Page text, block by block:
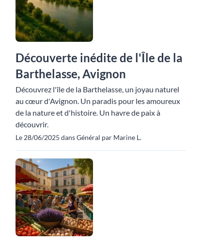
Découverte inédite de l'Île de la
Barthelasse, Avignon
Découvrez l'île de la Barthelasse, un joyau naturel
au cœur d'Avignon. Un paradis pour les amoureux
de la nature et d'histoire. Un havre de paix à
découvrir.
Le 28/06/2025 dans Général par Marine L.